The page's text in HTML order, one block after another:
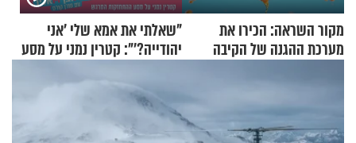
מקור השראה: הכירו את
מערכת ההגנה של הקיבה
"שאלתי את אמא שלי 'אני
יהודייה?'": קטרין נמני על מסע